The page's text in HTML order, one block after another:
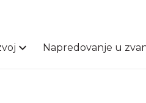
Napredovanje u